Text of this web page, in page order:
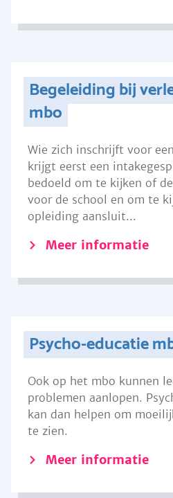
Begeleiding bij
mbo
Wie zich inschrijft voor
krijgt eerst een
bedoeld om te kijken of
voor de school en om te
opleiding aansluit...
Meer informatie
Psycho-educatie
Ook op het mbo kunnen
problemen aanlopen.
kan dan helpen om
te zien.
Meer informatie